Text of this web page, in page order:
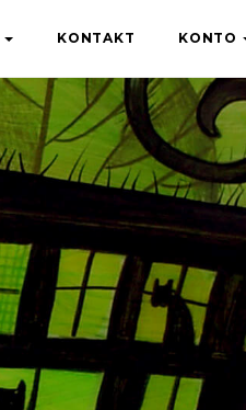
KONTAKT KONTO